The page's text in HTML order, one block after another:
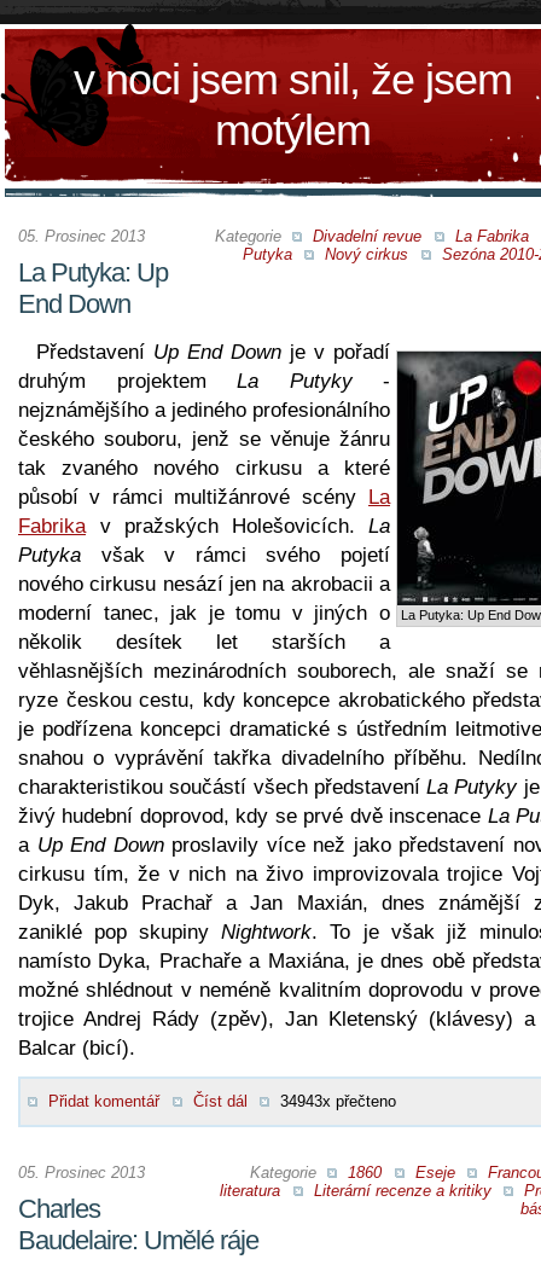
v noci jsem snil, že jsem
motýlem
Kategorie Divadelní revue
La Fabrika
Putyka
Nový cirkus Sezóna 2010-
05. Prosinec 2013
La Putyka: Up
End Down
La Putyka: Up End
Představení Up End Down je v pořadí
druhým projektem La Putyky-
nejznámějšího a jediného profesionálního
českého souboru, jenž se věnuje žánru
tak zvaného nového cirkusu a které
působí v rámci multižánrové scény La
Fabrika v pražských Holešovicích. La
Putyka však v rámci svého pojetí
nového cirkusu nesází jen na akrobacii a
moderní tanec, jak je tomu v jiných o
několik desítek let starších a
věhlasnějších mezinárodních souborech, ale snaží se
ryze českou cestu, kdy koncepce akrobatického
je podřízena koncepci dramatické s ústředním
snahou o vyprávění takřka divadelního příběhu.
charakteristikou součástí všech představeníLa Putykyje
živý hudební doprovod, kdy se prvé dvě inscenace La
a Up End Downproslavily více než jako představení
cirkusu tím, že v nich na živo improvizovala trojice
Dyk, Jakub Prachař a Jan Maxián, dnes známější
zaniklé pop skupinyNightwork. To je však již
namísto Dyka, Prachaře a Maxiána, je dnes obě
možné shlédnout v neméně kvalitním doprovodu v
trojice Andrej Rády (zpěv), Jan Kletenský (klávesy) a
Balcar (bicí).
Přidat komentář Číst dál 34943x přečteno
Kategorie 1860 Eseje
literatura
Literární recenze a kritiky
05. Prosinec 2013
Charles
Baudelaire: Umělé ráje